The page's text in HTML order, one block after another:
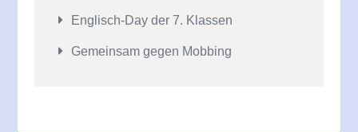
Englisch-Day der 7. Klassen
Gemeinsam gegen Mobbing